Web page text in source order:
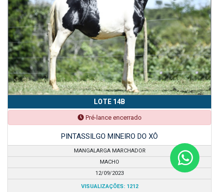
LOTE 14B
Pré-lance encerrado
PINTASSILGO MINEIRO DO XÔ
MANGALARGA MARCHADOR
MACHO
12/09/2023
VISUALIZAÇÕES: 1212